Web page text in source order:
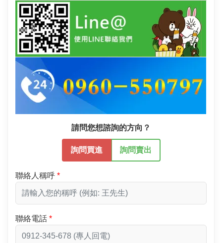
請問您想諮詢的方向？
詢問買進 詢問賣出
聯絡人稱呼
聯絡電話